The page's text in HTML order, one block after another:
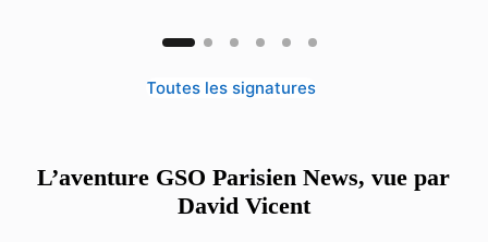
Toutes les signatures
L’aventure GSO Parisien News, vue par
David Vicent